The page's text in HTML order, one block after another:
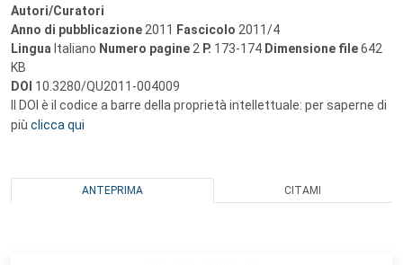
Autori/Curatori
Anno di pubblicazione 2011 Fascicolo 2011/4
Lingua Italiano Numero pagine 2 P. 173-174 Dimensione file642
KB
DOI 10.3280/QU2011-004009
Il DOI è il codice a barre della proprietà intellettuale: per saperne di
più clicca qui
ANTEPRIMA CITAMI